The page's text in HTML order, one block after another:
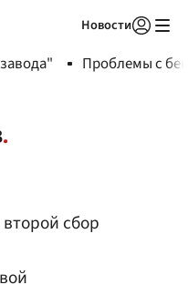
Новости
Проблемы с
сбор